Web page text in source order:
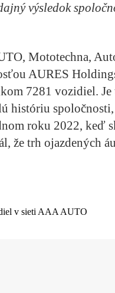
výsledok
Mototechna,
AURES
7281 vozidiel.
históriu
roku 2022, keď
že trh ojazdených
v sieti AAA AUTO